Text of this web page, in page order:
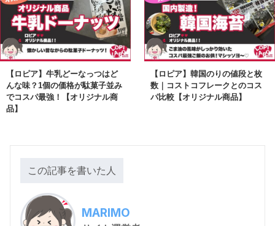
【ロピア】牛乳どーなっつはど
んな味？1個の価格が駄菓子並み
でコスパ最強！【オリジナル商
品】
【ロピア】韓国のりの値段と枚
数｜コストコフレークとのコス
パ比較【オリジナル商品】
この記事を書いた人
MARIMO